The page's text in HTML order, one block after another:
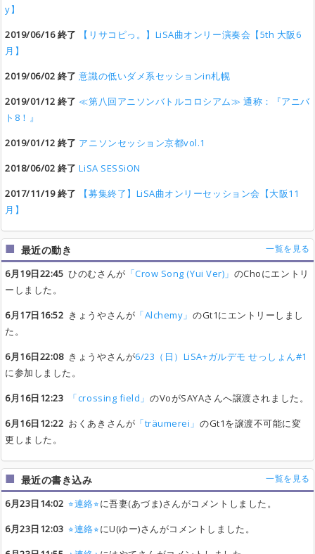
y】
2019/06/16 終了
【リサコピっ。】LiSA曲オンリー演奏会【5th 大阪6
月】
2019/06/02 終了 意識の低いダメ系セッションin札幌
2019/01/12 終了 ≪第八回アニソンバトルコロシアム≫ 通称：『アニバ
ト8！』
2019/01/12 終了 アニソンセッション京都vol.1
2018/06/02 終了 LiSA SESSiON
2017/11/19 終了
【募集終了】LiSA曲オンリーセッション会【大阪11
月】
最近の動き 一覧を見る
6月19日22:45 ひのむさんが 「Crow Song (Yui Ver)」 のChoにエントリ
ーしました。
6月17日16:52 きょうやさんが 「Alchemy」 のGt1にエントリーしまし
た。
6月16日22:08きょうやさんが6/23（日）LiSA+ガルデモ せっしょん#1
に参加しました。
6月16日12:23
「crossing field」 のVoがSAYAさんへ譲渡されました。
6月16日12:22 おくあきさんが 「träumerei」のGt1を譲渡不可能に変
更しました。
最近の書き込み 一覧を見る
6月23日14:02 ⭐︎連絡⭐︎に吾妻(あづま)さんがコメントしました。
6月23日12:03 ⭐︎連絡⭐︎にU(ゆー)さんがコメントしました。